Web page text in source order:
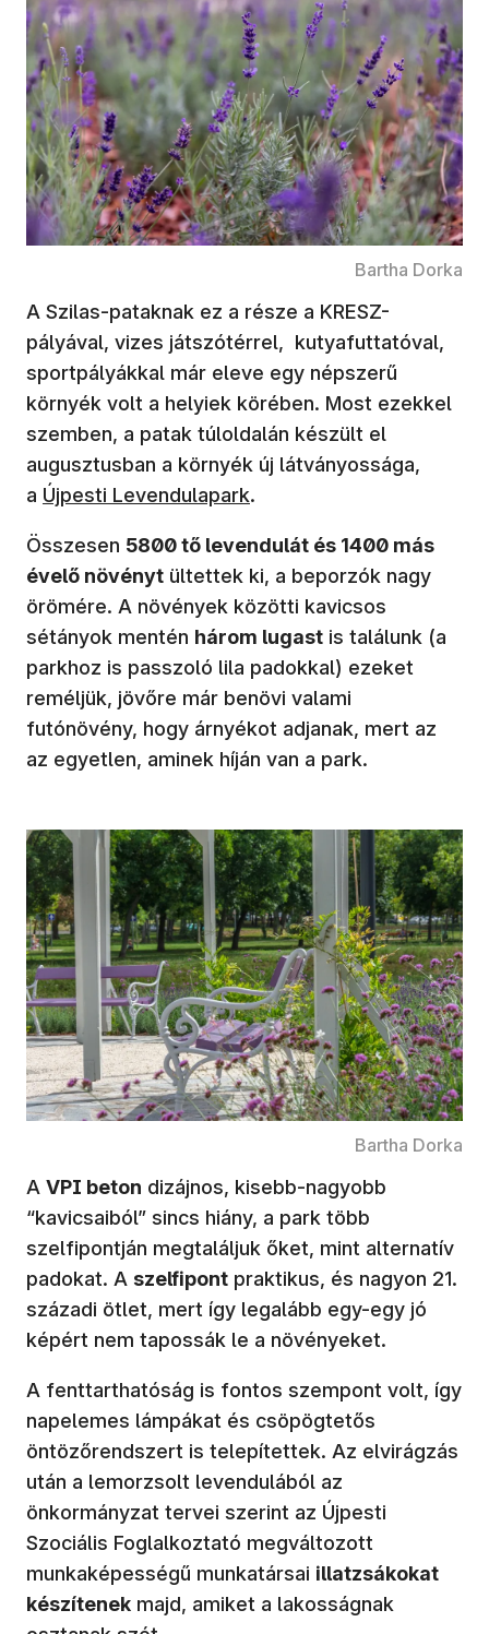
Bartha Dorka
A Szilas-pataknak ez a része a KRESZ-
pályával, vizes játszótérrel, kutyafuttatóval,
sportpályákkal már eleve egy népszerű
környék volt a helyiek körében. Most ezekkel
szemben, a patak túloldalán készült el
augusztusban a környék új látványossága,
a Újpesti Levendulapark.
Összesen 5800 tő levendulát és 1400 más
évelő növényt ültettek ki, a beporzók nagy
örömére. A növények közötti kavicsos
sétányok mentén három lugast is találunk (a
parkhoz is passzoló lila padokkal) ezeket
reméljük, jövőre már benövi valami
futónövény, hogy árnyékot adjanak, mert az
az egyetlen, aminek híján van a park.
Bartha Dorka
A VPI beton dizájnos, kisebb-nagyobb
“kavicsaiból” sincs hiány, a park több
szelfipontján megtaláljuk őket, mint alternatív
padokat. A szelfipont praktikus, és nagyon 21.
századi ötlet, mert így legalább egy-egy jó
képért nem tapossák le a növényeket.
A fenttarthatóság is fontos szempont volt, így
napelemes lámpákat és csöpögtetős
öntözőrendszert is telepítettek. Az elvirágzás
után a lemorzsolt levendulából az
önkormányzat tervei szerint az Újpesti
Szociális Foglalkoztató megváltozott
munkaképességű munkatársai illatzsákokat
készítenek majd, amiket a lakosságnak